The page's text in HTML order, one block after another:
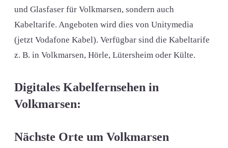
und Glasfaser für Volkmarsen, sondern auch
Kabeltarife. Angeboten wird dies von Unitymedia
(jetzt Vodafone Kabel). Verfügbar sind die Kabeltarife
z. B. in Volkmarsen, Hörle, Lütersheim oder Külte.
Digitales Kabelfernsehen in
Volkmarsen:
Nächste Orte um Volkmarsen